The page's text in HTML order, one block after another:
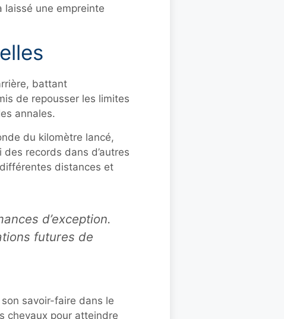
laissé une empreinte
battant
de repousser les limites
annales.
du kilomètre lancé,
records dans d’autres
distances et
d’exception.
futures de
savoir-faire dans le
chevaux pour atteindre